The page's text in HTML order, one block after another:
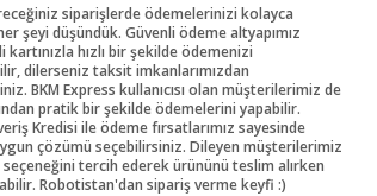
siparişlerde ödemelerinizi kolayca
şeyi düşündük. Güvenli ödeme altyapımız
kartınızla hızlı bir şekilde ödemenizi
dilerseniz taksit imkanlarımızdan
BKM Express kullanıcısı olan müşterilerimiz de
pratik bir şekilde ödemelerini yapabilir.
Kredisi ile ödeme fırsatlarımız sayesinde
çözümü seçebilirsiniz. Dileyen müşterilerimiz
seçeneğini tercih ederek ürününü teslim alırken
Robotistan'dan sipariş verme keyfi :)